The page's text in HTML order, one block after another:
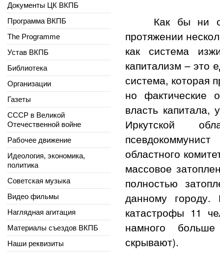
Как бы ни
протяжении
как система
капитализм – это
система, которая
но фактические
власть
Иркутской
областного
массовое
полностью
данному
катастрофы 11
намного
скрывают).
Документы ЦК ВКПБ
Программа ВКПБ
The Programme
Устав ВКПБ
Библиотека
Организации
Газеты
СССР в Великой
Отечественной войне
Рабочее движение
Идеология, экономика,
политика
Советская музыка
Видео фильмы
Наглядная агитация
Материалы съездов ВКПБ
Наши реквизиты